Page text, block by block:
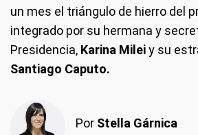
un mes el triángulo de hierro del
integrado por su hermana y
Presidencia, Karina Mileiy su
Santiago Caputo.
Por Stella Gárnica